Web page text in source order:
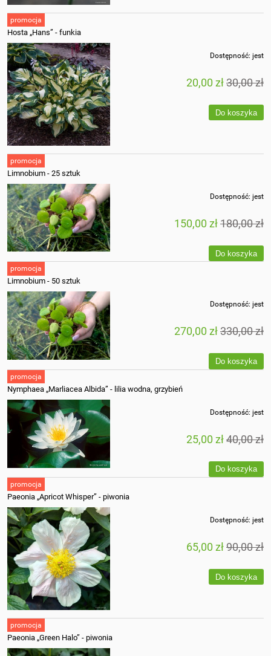
Hosta „Hans” - funkia
Dostępność: jest
20,00 zł30,00 zł
Do koszyka
promocja
Limnobium - 25 sztuk
Dostępność: jest
150,00 zł180,00 zł
Do koszyka
promocja
Limnobium - 50 sztuk
Dostępność: jest
270,00 zł330,00 zł
Do koszyka
promocja
Nymphaea „Marliacea Albida” - lilia wodna, grzybień
Dostępność: jest
25,00 zł40,00 zł
Do koszyka
promocja
Paeonia „Apricot Whisper” - piwonia
Dostępność: jest
65,00 zł90,00 zł
Do koszyka
promocja
Paeonia „Green Halo” - piwonia
promocja